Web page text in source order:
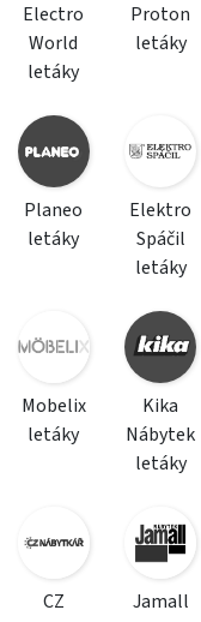
Electro
World
letáky
Proton
letáky
Planeo
letáky
Elektro
Spáčil
letáky
Mobelix
letáky
Kika
Nábytek
letáky
CZ
Jamall